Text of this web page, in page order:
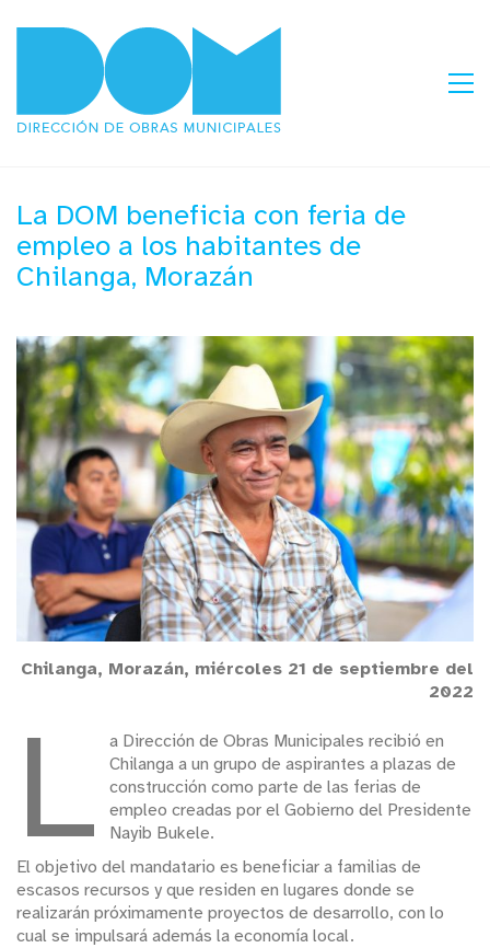
La DOM beneficia con feria de
empleo a los habitantes de
Chilanga, Morazán
Chilanga, Morazán, miércoles 21 de septiembre del
2022
L
a Dirección de Obras Municipales recibió en
Chilanga a un grupo de aspirantes a plazas de
construcción como parte de las ferias de
empleo creadas por el Gobierno del Presidente
Nayib Bukele.
El objetivo del mandatario es beneficiar a familias de
escasos recursos y que residen en lugares donde se
realizarán próximamente proyectos de desarrollo, con lo
cual se impulsará además la economía local.